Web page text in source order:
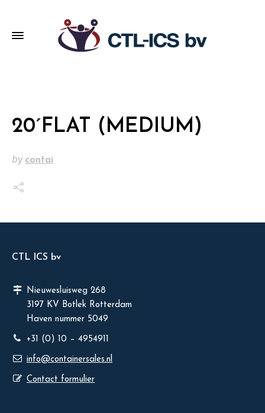
20´FLAT (MEDIUM)
by contai
CTL ICS bv
Nieuwesluisweg 268
3197 KV Botlek Rotterdam
Haven nummer 5049
+31 (0) 10 – 4954911
info@containersales.nl
Contact formulier